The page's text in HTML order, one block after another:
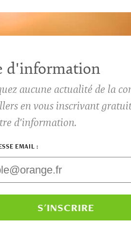
d'information
aucune actualité de la
en vous inscrivant
d'information.
EMAIL :